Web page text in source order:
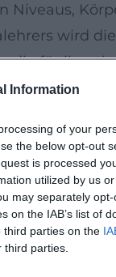
Information
of your
the below opt-out
is processed
utilized by us
may separately
on the IAB’s list of
third parties on the
parties.
Niveaus,
wird die
die für ihre
den
eingeladen,
Sie eine
wohltuend